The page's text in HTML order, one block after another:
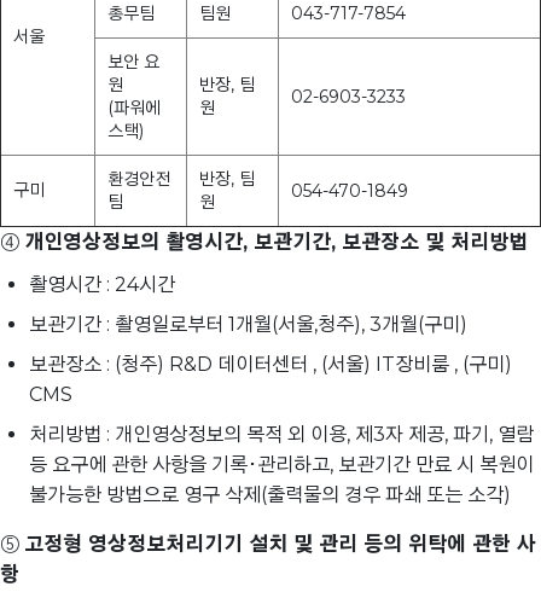
서울
총무팀 팀원 043-717-7854
보안 요
원
(파워에
스택)
반장, 팀
원
02-6903-3233
구미
환경안전
팀
반장, 팀
원
054-470-1849
④ 개인영상정보의 촬영시간, 보관기간, 보관장소 및 처리방법
촬영시간 : 24시간
보관기간 : 촬영일로부터 1개월(서울,청주), 3개월(구미)
보관장소 : (청주) R&D 데이터센터 , (서울) IT장비룸 , (구미)
CMS
처리방법 : 개인영상정보의 목적 외 이용, 제3자 제공, 파기, 열람
등 요구에 관한 사항을 기록･관리하고, 보관기간 만료 시 복원이
불가능한 방법으로 영구 삭제(출력물의 경우 파쇄 또는 소각)
⑤ 고정형 영상정보처리기기 설치 및 관리 등의 위탁에 관한 사
항